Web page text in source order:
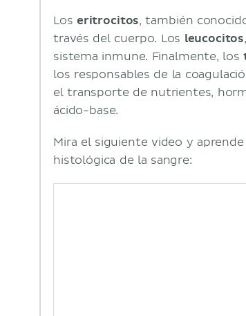
Los eritrocitos, también
través del cuerpo. Los leucocitos
sistema inmune. Finalmente, los
los responsables de la
el transporte de nutrientes,
ácido-base.
Mira el siguiente video y
histológica de la sangre: